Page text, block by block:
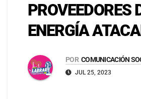
PROVEEDORES
ENERGÍA
POR COMUNICACIÓN
JUL 25, 2023